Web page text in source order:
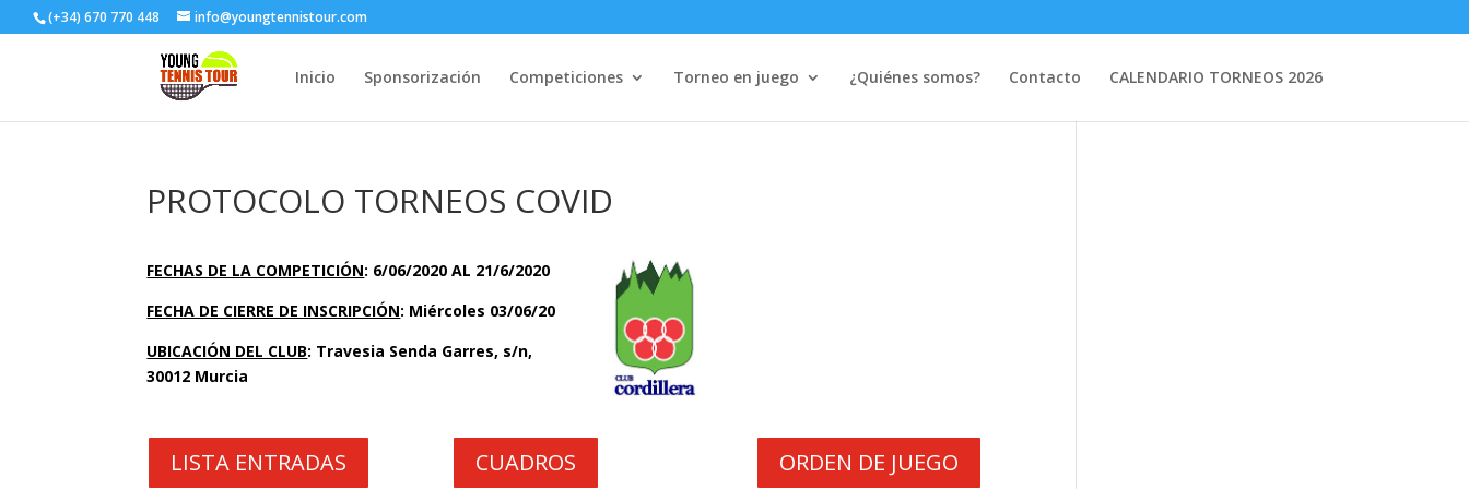
(+34) 670 770 448 info@youngtennistour.com
Inicio Sponsorización Competiciones Torneo en juego ¿Quiénes somos? Contacto CALENDARIO TORNEOS 2026
PROTOCOLO TORNEOS COVID
FECHAS DE LA COMPETICIÓN: 6/06/2020 AL 21/6/2020
FECHA DE CIERRE DE INSCRIPCIÓN: Miércoles 03/06/20
UBICACIÓN DEL CLUB: Travesia Senda Garres, s/n,
30012 Murcia
LISTA ENTRADAS CUADROS ORDEN DE JUEGO